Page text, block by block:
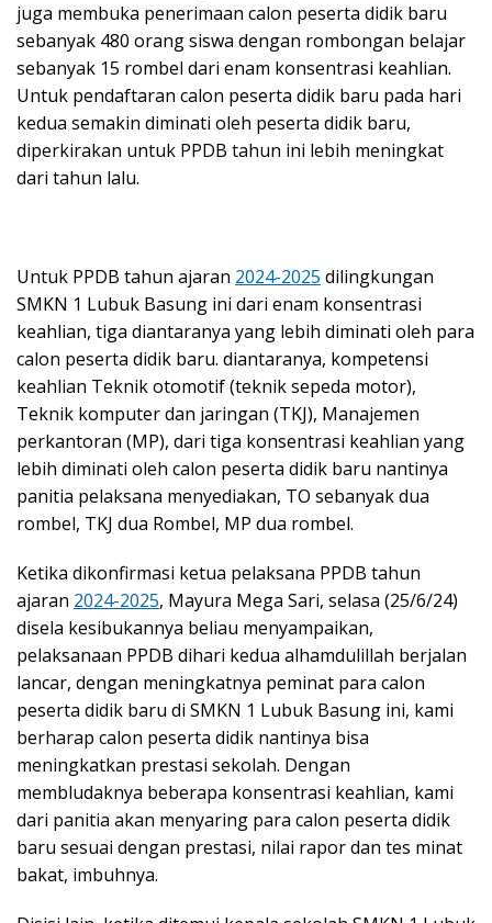
juga membuka penerimaan calon peserta didik baru
sebanyak 480 orang siswa dengan rombongan belajar
sebanyak 15 rombel dari enam konsentrasi keahlian.
Untuk pendaftaran calon peserta didik baru pada hari
kedua semakin diminati oleh peserta didik baru,
diperkirakan untuk PPDB tahun ini lebih meningkat
dari tahun lalu.
Untuk PPDB tahun ajaran 2024-2025 dilingkungan
SMKN 1 Lubuk Basung ini dari enam konsentrasi
keahlian, tiga diantaranya yang lebih diminati oleh para
calon peserta didik baru. diantaranya, kompetensi
keahlian Teknik otomotif (teknik sepeda motor),
Teknik komputer dan jaringan (TKJ), Manajemen
perkantoran (MP), dari tiga konsentrasi keahlian yang
lebih diminati oleh calon peserta didik baru nantinya
panitia pelaksana menyediakan, TO sebanyak dua
rombel, TKJ dua Rombel, MP dua rombel.
Ketika dikonfirmasi ketua pelaksana PPDB tahun
ajaran 2024-2025, Mayura Mega Sari, selasa (25/6/24)
disela kesibukannya beliau menyampaikan,
pelaksanaan PPDB dihari kedua alhamdulillah berjalan
lancar, dengan meningkatnya peminat para calon
peserta didik baru di SMKN 1 Lubuk Basung ini, kami
berharap calon peserta didik nantinya bisa
meningkatkan prestasi sekolah. Dengan
membludaknya beberapa konsentrasi keahlian, kami
dari panitia akan menyaring para calon peserta didik
baru sesuai dengan prestasi, nilai rapor dan tes minat
bakat, imbuhnya.